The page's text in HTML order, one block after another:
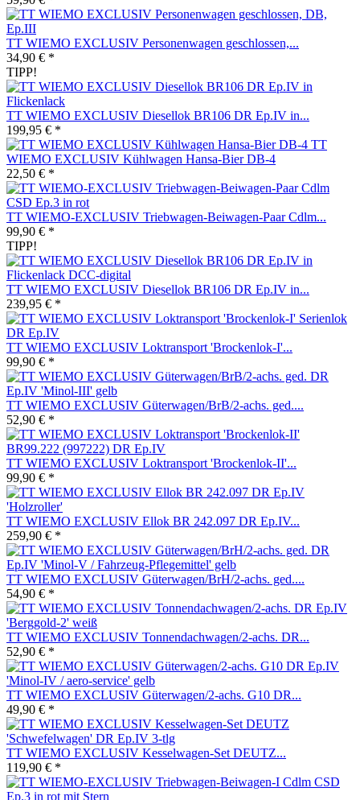
TT WIEMO EXCLUSIV Personenwagen geschlossen,...
34,90 € *
TIPP!
TT WIEMO EXCLUSIV Diesellok BR106 DR Ep.IV in...
199,95 € *
TT
WIEMO EXCLUSIV Kühlwagen Hansa-Bier DB-4
22,50 € *
TT WIEMO-EXCLUSIV Triebwagen-Beiwagen-Paar Cdlm...
99,90 € *
TIPP!
TT WIEMO EXCLUSIV Diesellok BR106 DR Ep.IV in...
239,95 € *
TT WIEMO EXCLUSIV Loktransport 'Brockenlok-I'...
99,90 € *
TT WIEMO EXCLUSIV Güterwagen/BrB/2-achs. ged....
52,90 € *
TT WIEMO EXCLUSIV Loktransport 'Brockenlok-II'...
99,90 € *
TT WIEMO EXCLUSIV Ellok BR 242.097 DR Ep.IV...
259,90 € *
TT WIEMO EXCLUSIV Güterwagen/BrH/2-achs. ged....
54,90 € *
TT WIEMO EXCLUSIV Tonnendachwagen/2-achs. DR...
52,90 € *
TT WIEMO EXCLUSIV Güterwagen/2-achs. G10 DR...
49,90 € *
TT WIEMO EXCLUSIV Kesselwagen-Set DEUTZ...
119,90 € *